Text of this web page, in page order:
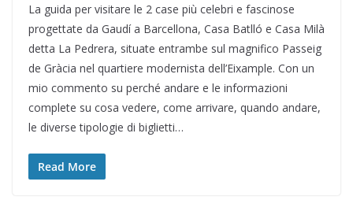
La guida per visitare le 2 case più celebri e fascinose
progettate da Gaudí a Barcellona, Casa Batlló e Casa Milà
detta La Pedrera, situate entrambe sul magnifico Passeig
de Gràcia nel quartiere modernista dell’Eixample. Con un
mio commento su perché andare e le informazioni
complete su cosa vedere, come arrivare, quando andare,
le diverse tipologie di biglietti…
Read More